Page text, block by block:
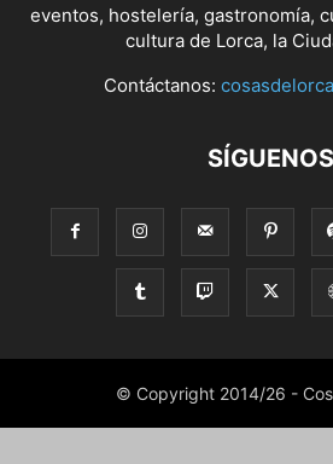
eventos, hostelería, gastronomía,
cultura de Lorca, la
Contáctanos:
SÍGUENOS
© Copyright 2014/26 -